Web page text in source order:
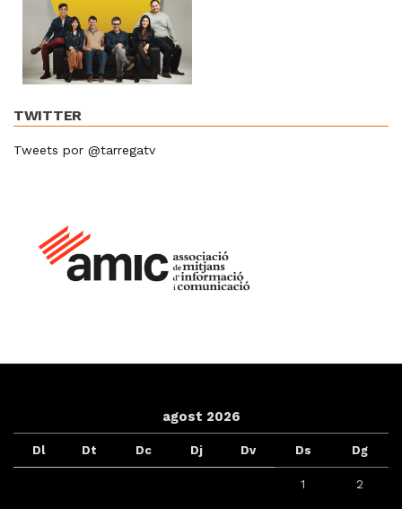
TWITTER
Tweets por @tarregatv
agost 2026
Dl Dt Dc Dj Dv Ds Dg
1 2